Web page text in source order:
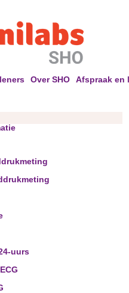
Over SHO Afspraak en
uurs